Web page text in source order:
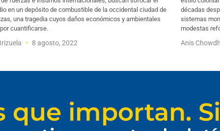
en un depósito de combustible de la occidental ciudad de
una tragedia cuyos daños económicos y ambientales
cuantificarse.
8 agosto, 2022
décadas
sistemas
modestas
Anis
que importan.